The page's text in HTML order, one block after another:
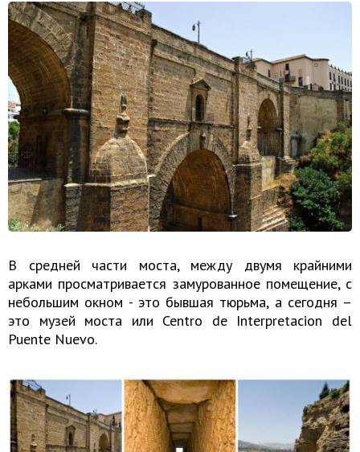
В средней части моста, между двумя крайними
арками просматривается замурованное помещение, с
небольшим окном - это бывшая тюрьма, а сегодня –
это музей моста или Centro de Interpretacion del
Puente Nuevo.